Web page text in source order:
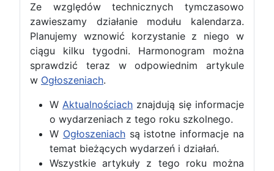
Ze względów technicznych tymczasowo
zawieszamy działanie modułu kalendarza.
Planujemy wznowić korzystanie z niego w
ciągu kilku tygodni. Harmonogram można
sprawdzić teraz w odpowiednim artykule
w Ogłoszeniach.
W Aktualnościach znajdują się informacje
o wydarzeniach z tego roku szkolnego.
W Ogłoszeniachsą istotne informacje na
temat bieżących wydarzeń i działań.
Wszystkie artykuły z tego roku można